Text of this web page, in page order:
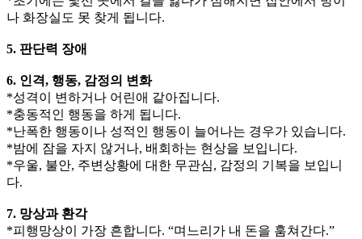
나 화장실도 못 찾게 됩니다.
5. 판단력 장애
6. 인격, 행동, 감정의 변화
*성격이 변하거나 어린애 같아집니다.
*충동적인 행동을 하게 됩니다.
*난폭한 행동이나 성적인 행동이 늘어나는 경우가 있습니다.
*밤에 잠을 자지 않거나, 배회하는 현상을 보입니다.
*우울, 불안, 주변상황에 대한 무관심, 감정의 기복을 보입니
다.
7. 망상과 환각
*피행망상이 가장 흔합니다. “며느리가 내 돈을 훔쳐간다.”